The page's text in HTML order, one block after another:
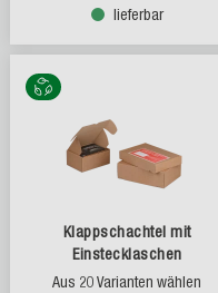
lieferbar
Klappschachtel mit
Einstecklaschen
Aus 20 Varianten wählen